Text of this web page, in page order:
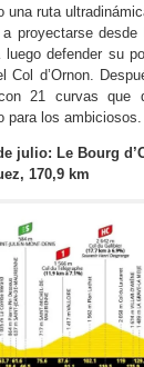
una ruta
proyectarse desde
defender su
Col d’Ornon.
21 curvas que
para los ambiciosos.
julio: Le Bourg
170,9 km